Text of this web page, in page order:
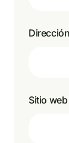
Sitio web